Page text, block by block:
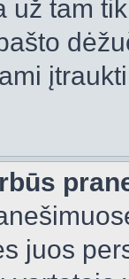
už tam
juos